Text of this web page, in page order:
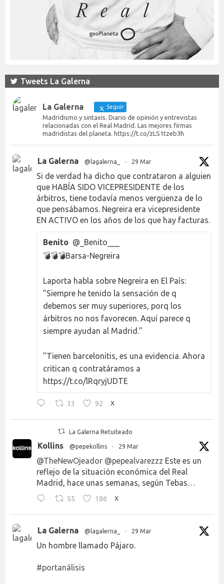
Tweets La Galerna
La Galerna Seguir
Madridismo y sintaxis. Diario de opinión y entrevistas
relacionadas con el Real Madrid. Las mejores firmas
madridistas del planeta. https://t.co/zLS1tzeb3h
La Galerna @lagalerna_ · 29 Mar
Si de verdad ha dicho que contrataron a alguien
que HABÍA SIDO VICEPRESIDENTE de los
árbitros, tiene todavía menos vergüenza de lo
que pensábamos. Negreira era vicepresidente
EN ACTIVO en los años de los que hay facturas.
Benito @_Benito___
💣💣💣Barsa-Negreira
Laporta habla sobre Negreira en El País:
"Siempre he tenido la sensación de q
debemos ser muy superiores, porq los
árbitros no nos favorecen. Aquí parece q
siempre ayudan al Madrid."
"Tienen barcelonitis, es una evidencia. Ahora
critican q contratáramos a
https://t.co/lRqryjUDTE
33 92 X
La Galerna Retuiteado
Kollins @pepekollins · 29 Mar
@TheNewOjeador @pepealvarezzz Este es un
reflejo de la situación económica del Real
Madrid, hace unas semanas, según Tebas…
55 186 X
La Galerna @lagalerna_ · 29 Mar
Un hombre llamado Pájaro.
#portanálisis